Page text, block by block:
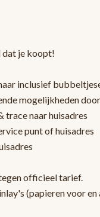
dat je koopt!
inclusief
mogelijkheden
trace naar huisadres
punt of huisadres
officieel tarief.
(papieren voor